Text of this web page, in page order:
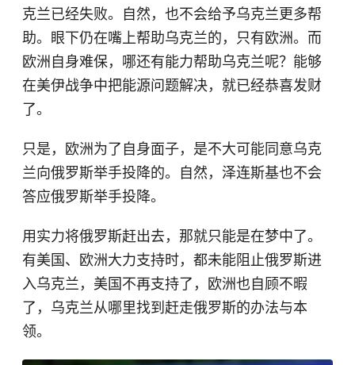
克兰已经失败。自然，也不会给予乌克兰更多帮
助。眼下仍在嘴上帮助乌克兰的，只有欧洲。而
欧洲自身难保，哪还有能力帮助乌克兰呢？能够
在美伊战争中把能源问题解决，就已经恭喜发财
了。
只是，欧洲为了自身面子，是不大可能同意乌克
兰向俄罗斯举手投降的。自然，泽连斯基也不会
答应俄罗斯举手投降。
用实力将俄罗斯赶出去，那就只能是在梦中了。
有美国、欧洲大力支持时，都未能阻止俄罗斯进
入乌克兰，美国不再支持了，欧洲也自顾不暇
了，乌克兰从哪里找到赶走俄罗斯的办法与本
领。